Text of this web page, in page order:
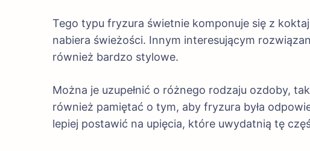
Tego typu fryzura świetnie komponuje się z
nabiera świeżości. Innym interesującym
również bardzo stylowe.
Można je uzupełnić o różnego rodzaju ozdoby,
również pamiętać o tym, aby fryzura była
lepiej postawić na upięcia, które uwydatnią tę